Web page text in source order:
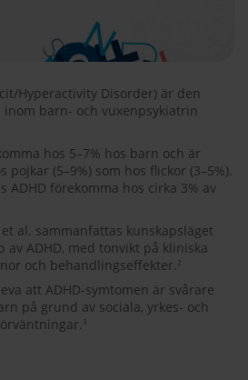
Hyperactivity Disorder) är den
barn- och vuxenpsykiatrin
hos 5–7% hos barn och är
(5–9%) som hos flickor (3–5%).
ADHD förekomma hos cirka 3% av
al. sammanfattas kunskapsläget
ADHD, med tonvikt på kliniska
och behandlingseffekter. 2
att ADHD-symtomen är svårare
på grund av sociala, yrkes- och
3